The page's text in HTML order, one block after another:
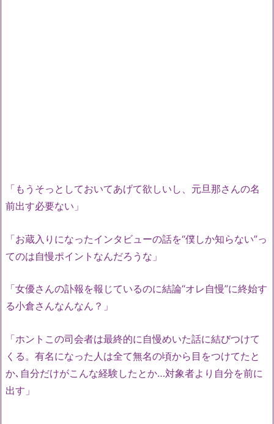
「もうそっとしておいてあげて欲しいし、元旦那さんの名
前出す必要ない」
「お蔵入りになったインタビューの話を“僕しか知らない”っ
てのは自慢ポイントなんだろうな」
「女優さんの訃報を報じているのに結論“オレ自慢”に終始す
る小倉さんなんなん？」
「ホントこの司会者は最終的に自慢めいた話に結びつけて
くる。有名になった人は全て無名の頃から目をつけてたと
か､自分だけがこんな経験したとか…対象者より自分を前に
出す」